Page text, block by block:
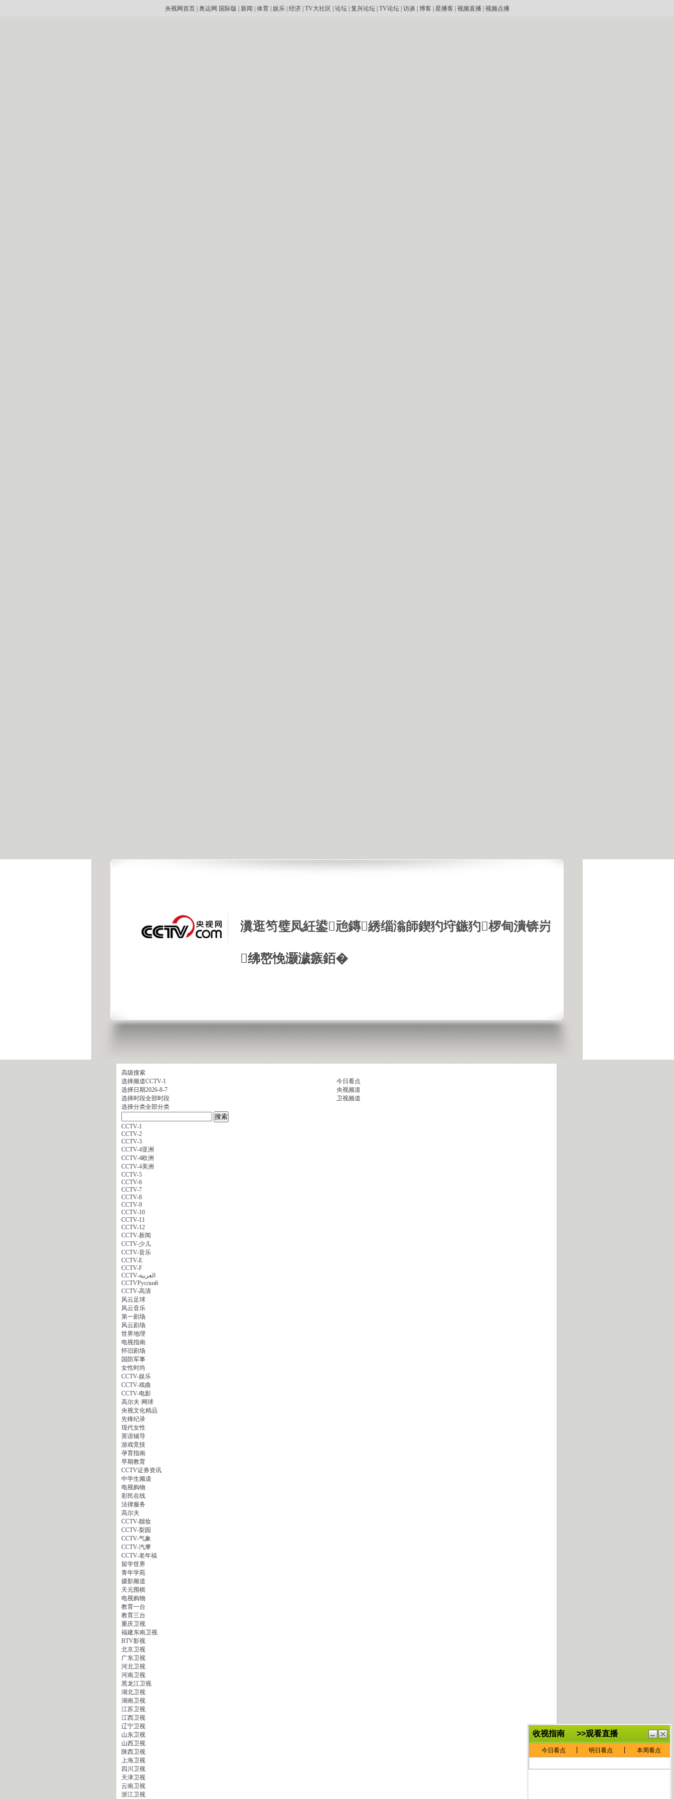
央视网首页| 奥运网 国际版 新闻 体育| 娱乐| 经济| TV大社区 论坛| 复兴论坛| TV论坛| 访谈 博客 星播客 视频直播| 视频点播
瀵逛笉璧凤紝鍙兘鏄綉缁滃師鍥犳垨鏃犳椤甸潰锛岃
绋嶅悗灏濊瘯銆�
高级搜索
选择频道CCTV-1
选择日期2026-8-7
选择时段全部时段
选择分类全部分类
CCTV-1
CCTV-2
CCTV-3
CCTV-4亚洲
CCTV-4欧洲
CCTV-4美洲
CCTV-5
CCTV-6
CCTV-7
CCTV-8
CCTV-9
CCTV-10
CCTV-11
CCTV-12
CCTV-新闻
CCTV-少儿
CCTV-音乐
CCTV-E
CCTV-F
CCTV-العربية
CCTVPусский
CCTV-高清
风云足球
风云音乐
第一剧场
风云剧场
世界地理
电视指南
怀旧剧场
国防军事
女性时尚
CCTV-娱乐
CCTV-戏曲
CCTV-电影
高尔夫·网球
央视文化精品
先锋纪录
现代女性
英语辅导
游戏竞技
孕育指南
早期教育
CCTV证券资讯
中学生频道
电视购物
彩民在线
法律服务
高尔夫
CCTV-靓妆
CCTV-梨园
CCTV-气象
CCTV-汽摩
CCTV-老年福
留学世界
青年学苑
摄影频道
天元围棋
电视购物
教育一台
教育三台
重庆卫视
福建东南卫视
BTV影视
北京卫视
广东卫视
河北卫视
河南卫视
黑龙江卫视
湖北卫视
湖南卫视
江苏卫视
江西卫视
辽宁卫视
山东卫视
山西卫视
陕西卫视
上海卫视
四川卫视
天津卫视
云南卫视
浙江卫视
今日看点
央视频道
卫视频道
抽
鏈
€灏
忓
寲